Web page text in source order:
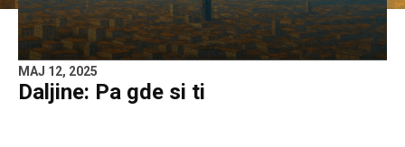
MAJ 12, 2025
Daljine: Pa gde si ti